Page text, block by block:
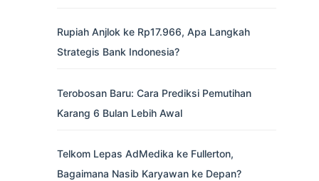
Rupiah Anjlok ke Rp17.966, Apa Langkah
Strategis Bank Indonesia?
Terobosan Baru: Cara Prediksi Pemutihan
Karang 6 Bulan Lebih Awal
Telkom Lepas AdMedika ke Fullerton,
Bagaimana Nasib Karyawan ke Depan?